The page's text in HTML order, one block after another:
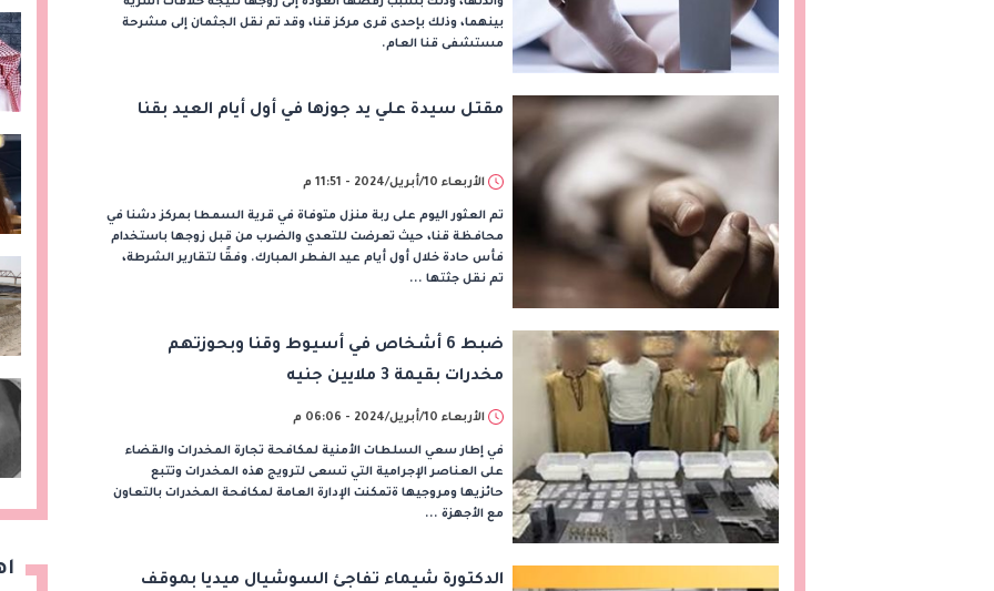
بينهما، وذلك بإحدى قرى مركز قنا، وقد تم نقل الجثمان إلى مشرحة
مستشفى قنا العام.
مقتل سيدة علي يد جوزها في أول أيام العيد بقنا
الأربعاء 10/أبريل/2024 - 11:51 م
تم العثور اليوم على ربة منزل متوفاة في قرية السمطا بمركز دشنا في
محافظة قنا، حيث تعرضت للتعدي والضرب من قبل زوجها باستخدام
فأس حادة خلال أول أيام عيد الفطر المبارك. وفقًا لتقارير الشرطة،
تم نقل جثتها ...
ضبط 6 أشخاص في أسيوط وقنا وبحوزتهم
مخدرات بقيمة 3 ملايين جنيه
الأربعاء 10/أبريل/2024 - 06:06 م
في إطار سعي السلطات الأمنية لمكافحة تجارة المخدرات والقضاء
على العناصر الإجرامية التي تسعى لترويج هذه المخدرات وتتبع
حائزيها ومروجيها ةتمكنت الإدارة العامة لمكافحة المخدرات بالتعاون
مع الأجهزة ...
الدكتورة شيماء تفاجئ السوشيال ميديا بموقف